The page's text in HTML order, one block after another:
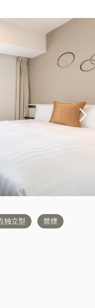
独立型 禁煙